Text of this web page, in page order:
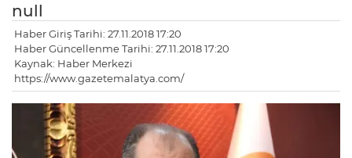
null
Haber Giriş Tarihi: 27.11.2018 17:20
Haber Güncellenme Tarihi: 27.11.2018 17:20
Kaynak: Haber Merkezi
https://www.gazetemalatya.com/